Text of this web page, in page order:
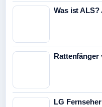
Was ist
LG